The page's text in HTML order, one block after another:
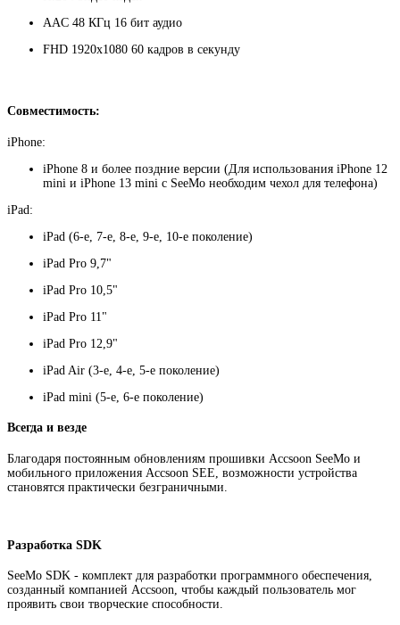
AAC 48 КГц 16 бит аудио
FHD 1920x1080 60 кадров в секунду
Совместимость:
iPhone:
iPhone 8 и более поздние версии (Для использования iPhone 12
mini и iPhone 13 mini с SeeMo необходим чехол для телефона)
iPad:
iPad (6-е, 7-е, 8-е, 9-е, 10-е поколение)
iPad Pro 9,7"
iPad Pro 10,5"
iPad Pro 11"
iPad Pro 12,9"
iPad Air (3-е, 4-е, 5-е поколение)
iPad mini (5-е, 6-е поколение)
Всегда и везде
Благодаря постоянным обновлениям прошивки Accsoon SeeMo и
мобильного приложения Accsoon SEE, возможности устройства
становятся практически безграничными.
Разработка SDK
SeeMo SDK - комплект для разработки программного обеспечения,
созданный компанией Accsoon, чтобы каждый пользователь мог
проявить свои творческие способности.